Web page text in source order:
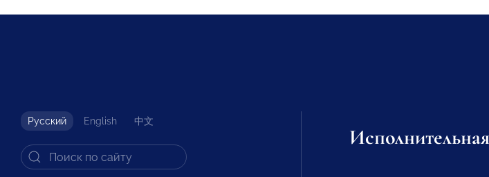
Русский English 中文